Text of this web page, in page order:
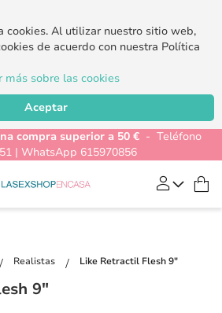
cookies. Al utilizar nuestro sitio web,
de acuerdo con nuestra Política
más sobre las cookies
Aceptar
compra superior a 50 €- Teléfono
| WhatsApp 615970856
Realistas Like Retractil Flesh 9"
9"